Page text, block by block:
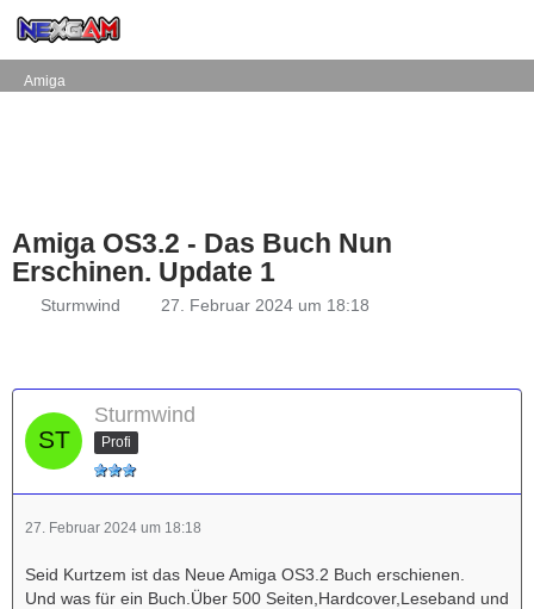
Amiga
Amiga OS3.2 - Das Buch Nun
Erschinen. Update 1
Sturmwind 27. Februar 2024 um 18:18
Sturmwind
Profi
27. Februar 2024 um 18:18
Seid Kurtzem ist das Neue Amiga OS3.2 Buch erschienen.
Und was für ein Buch.Über 500 Seiten,Hardcover,Leseband und